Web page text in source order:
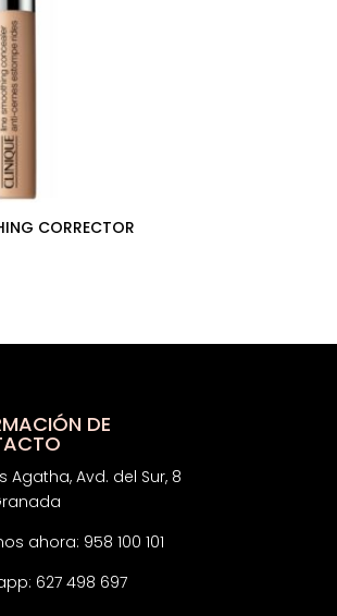
CORRECTOR
DE
Agatha, Avd. del Sur, 8
ahora: 958 100 101
627 498 697